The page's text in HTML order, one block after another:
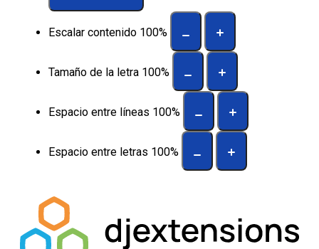
Escalar contenido 100%
Tamaño de la letra 100%
Espacio entre líneas 100%
Espacio entre letras 100%